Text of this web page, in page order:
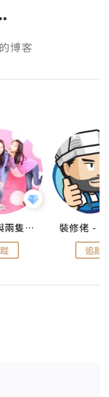
博客
儍媽媽與兩隻小魔怪之家
追蹤